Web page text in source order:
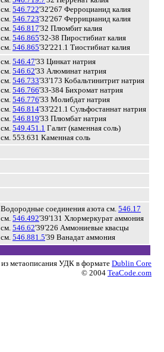
см. 546.722'32'267 Ферроцианид калия
см. 546.723'32'267 Феррицианид калия
см. 546.817'32 Плюмбит калия
см. 546.865'32-38 Пиростибиат калия
см. 546.865'32'221.1 Тиостибиат калия
см. 546.47'33 Цинкат натрия
см. 546.62'33 Алюминат натрия
см. 546.733'33'173 Кобальтинитрит натрия
см. 546.766'33-384 Бихромат натрия
см. 546.776'33 Молибдат натрия
см. 546.814'33'221.1 Сульфостаннат натрия
см. 546.819'33 Плюмбат натрия
см. 549.451.1 Галит (каменная соль)
см. 553.631 Каменная соль
Водородные соединения азота см. 546.17
см. 546.492'39'131 Хлормеркурат аммония
см. 546.62'39'226 Аммониевые квасцы
см. 546.881.5'39 Ванадат аммония
из метаописания УДК в формате Dublin Core
© 2004 TeaCode.com